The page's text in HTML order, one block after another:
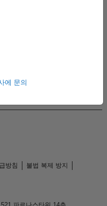
에 문의
방침
불법 복제 방지